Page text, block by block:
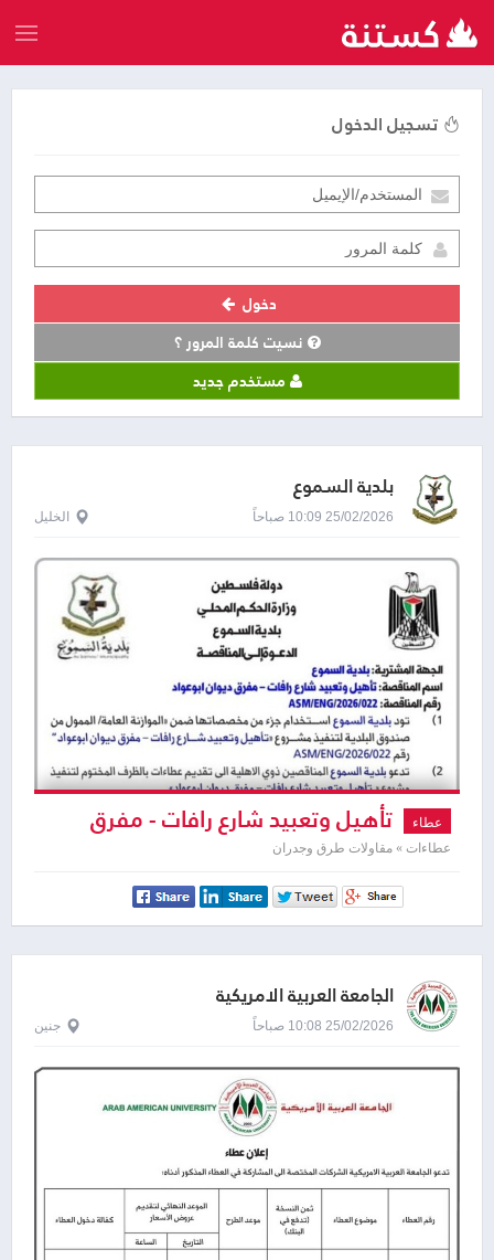
تسجيل الدخول
دخول
نسيت كلمة المرور ؟
مستخدم جديد
بلدية السموع
25/02/2026 10:09 صباحاً الخليل
عطاء تأهيل وتعبيد شارع رافات - مفرق
دیوان ابو عواد
عطاءات » مقاولات طرق وجدران
الجامعة العربية الامريكية
25/02/2026 10:08 صباحاً جنين